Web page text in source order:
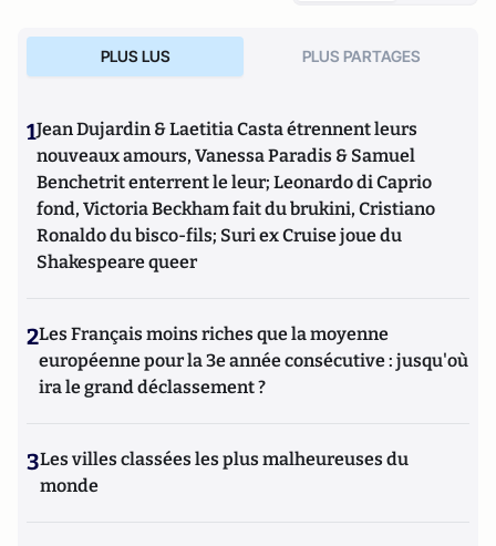
PLUS LUS PLUS PARTAGES
1Jean Dujardin & Laetitia Casta étrennent leurs
nouveaux amours, Vanessa Paradis & Samuel
Benchetrit enterrent le leur; Leonardo di Caprio
fond, Victoria Beckham fait du brukini, Cristiano
Ronaldo du bisco-fils; Suri ex Cruise joue du
Shakespeare queer
2Les Français moins riches que la moyenne
européenne pour la 3e année consécutive : jusqu'où
ira le grand déclassement ?
3Les villes classées les plus malheureuses du
monde